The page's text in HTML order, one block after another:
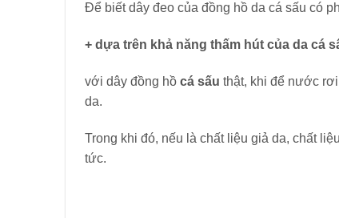
Để biết dây đeo của đồng hồ da cá sấu có
+ dựa trên khả năng thấm hút của da cá
với dây đồng hồ cá sấu thật, khi để nước
da.
Trong khi đó, nếu là chất liệu giả da, chất
tức.